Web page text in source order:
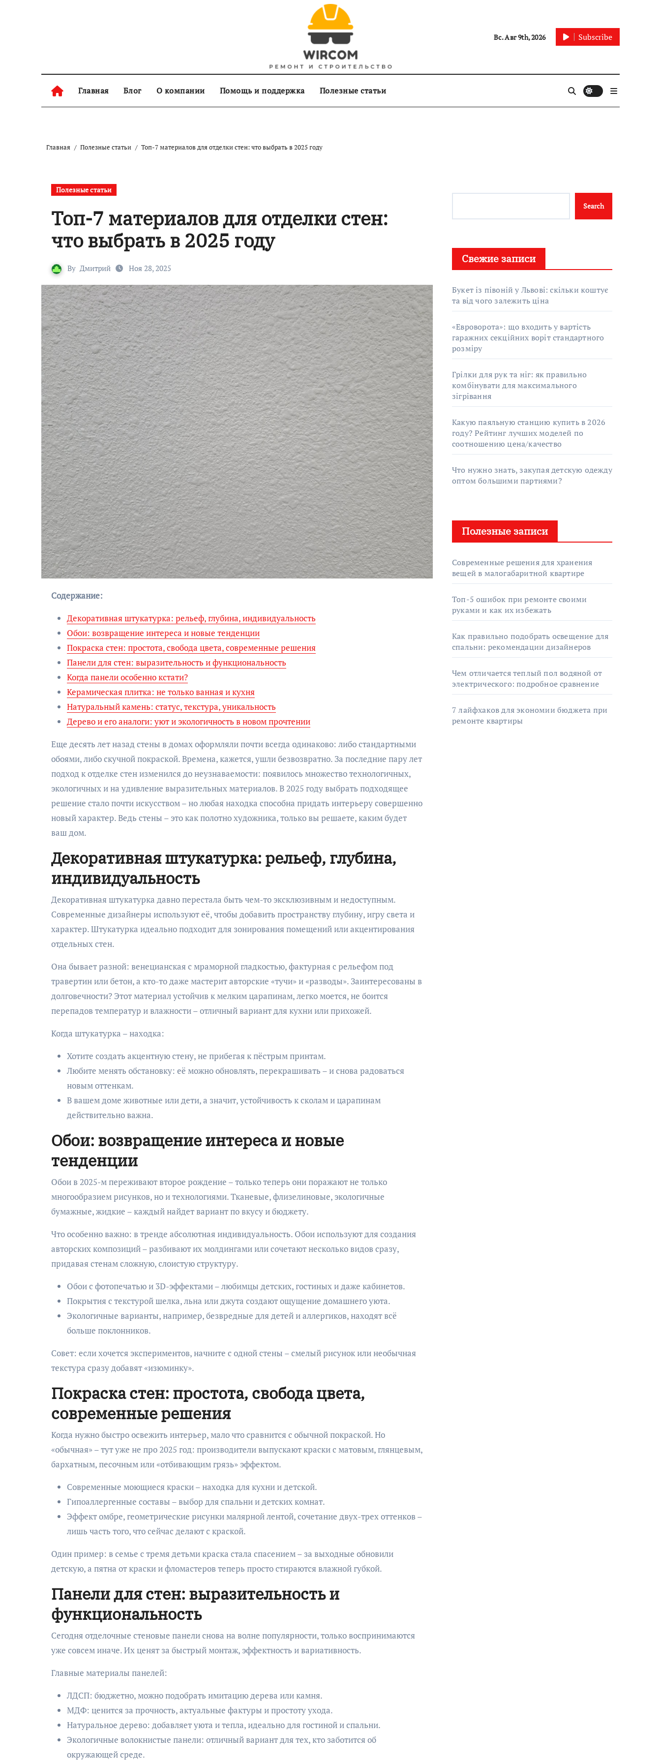
Вс. Авг 9th, 2026 Subscribe
Главная Блог О компании Помощь и поддержка Полезные статьи
Главная Полезные статьи Топ-7 материалов для отделки стен: что выбрать в 2025 году
Полезные статьи
Топ-7 материалов для отделки стен:
что выбрать в 2025 году
By Дмитрий Ноя 28, 2025
Содержание:
Декоративная штукатурка: рельеф, глубина, индивидуальность
Обои: возвращение интереса и новые тенденции
Покраска стен: простота, свобода цвета, современные решения
Панели для стен: выразительность и функциональность
Когда панели особенно кстати?
Керамическая плитка: не только ванная и кухня
Натуральный камень: статус, текстура, уникальность
Дерево и его аналоги: уют и экологичность в новом прочтении
Еще десять лет назад стены в домах оформляли почти всегда одинаково: либо стандартными
обоями, либо скучной покраской. Времена, кажется, ушли безвозвратно. За последние пару лет
подход к отделке стен изменился до неузнаваемости: появилось множество технологичных,
экологичных и на удивление выразительных материалов. В 2025 году выбрать подходящее
решение стало почти искусством – но любая находка способна придать интерьеру совершенно
новый характер. Ведь стены – это как полотно художника, только вы решаете, каким будет
ваш дом.
Декоративная штукатурка: рельеф, глубина,
индивидуальность
Декоративная штукатурка давно перестала быть чем-то эксклюзивным и недоступным.
Современные дизайнеры используют её, чтобы добавить пространству глубину, игру света и
характер. Штукатурка идеально подходит для зонирования помещений или акцентирования
отдельных стен.
Она бывает разной: венецианская с мраморной гладкостью, фактурная с рельефом под
травертин или бетон, а кто-то даже мастерит авторские «тучи» и «разводы». Заинтересованы в
долговечности? Этот материал устойчив к мелким царапинам, легко моется, не боится
перепадов температур и влажности – отличный вариант для кухни или прихожей.
Когда штукатурка – находка:
Хотите создать акцентную стену, не прибегая к пёстрым принтам.
Любите менять обстановку: её можно обновлять, перекрашивать – и снова радоваться
новым оттенкам.
В вашем доме животные или дети, а значит, устойчивость к сколам и царапинам
действительно важна.
Обои: возвращение интереса и новые
тенденции
Обои в 2025-м переживают второе рождение – только теперь они поражают не только
многообразием рисунков, но и технологиями. Тканевые, флизелиновые, экологичные
бумажные, жидкие – каждый найдет вариант по вкусу и бюджету.
Что особенно важно: в тренде абсолютная индивидуальность. Обои используют для создания
авторских композиций – разбивают их молдингами или сочетают несколько видов сразу,
придавая стенам сложную, слоистую структуру.
Обои с фотопечатью и 3D-эффектами – любимцы детских, гостиных и даже кабинетов.
Покрытия с текстурой шелка, льна или джута создают ощущение домашнего уюта.
Экологичные варианты, например, безвредные для детей и аллергиков, находят всё
больше поклонников.
Совет: если хочется экспериментов, начните с одной стены – смелый рисунок или необычная
текстура сразу добавят «изюминку».
Покраска стен: простота, свобода цвета,
современные решения
Когда нужно быстро освежить интерьер, мало что сравнится с обычной покраской. Но
«обычная» – тут уже не про 2025 год: производители выпускают краски с матовым, глянцевым,
бархатным, песочным или «отбивающим грязь» эффектом.
Современные моющиеся краски – находка для кухни и детской.
Гипоаллергенные составы – выбор для спальни и детских комнат.
Эффект омбре, геометрические рисунки малярной лентой, сочетание двух-трех оттенков –
лишь часть того, что сейчас делают с краской.
Один пример: в семье с тремя детьми краска стала спасением – за выходные обновили
детскую, а пятна от краски и фломастеров теперь просто стираются влажной губкой.
Панели для стен: выразительность и
функциональность
Сегодня отделочные стеновые панели снова на волне популярности, только воспринимаются
уже совсем иначе. Их ценят за быстрый монтаж, эффектность и вариативность.
Главные материалы панелей:
ЛДСП: бюджетно, можно подобрать имитацию дерева или камня.
МДФ: ценится за прочность, актуальные фактуры и простоту ухода.
Натуральное дерево: добавляет уюта и тепла, идеально для гостиной и спальни.
Экологичные волокнистые панели: отличный вариант для тех, кто заботится об
окружающей среде.
Search
Свежие записи
Букет із півоній у Львові: скільки коштує
та від чого залежить ціна
«Евроворота»: що входить у вартість
гаражних секційних воріт стандартного
розміру
Грілки для рук та ніг: як правильно
комбінувати для максимального
зігрівання
Какую паяльную станцию купить в 2026
году? Рейтинг лучших моделей по
соотношению цена/качество
Что нужно знать, закупая детскую одежду
оптом большими партиями?
Полезные записи
Современные решения для хранения
вещей в малогабаритной квартире
Топ-5 ошибок при ремонте своими
руками и как их избежать
Как правильно подобрать освещение для
спальни: рекомендации дизайнеров
Чем отличается теплый пол водяной от
электрического: подробное сравнение
7 лайфхаков для экономии бюджета при
ремонте квартиры